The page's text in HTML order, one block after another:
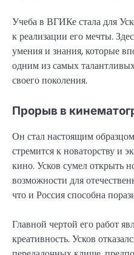
Учеба в ВГИКе стала для
к реализации его мечты.
умения и знания, которые
одним из самых
своего поколения.
Прорыв в
Он стал настоящим
стремится к новаторству и
кино. Усков сумел открыть
возможности для
что и Россия способна
Главной чертой его работ
креативность. Усков